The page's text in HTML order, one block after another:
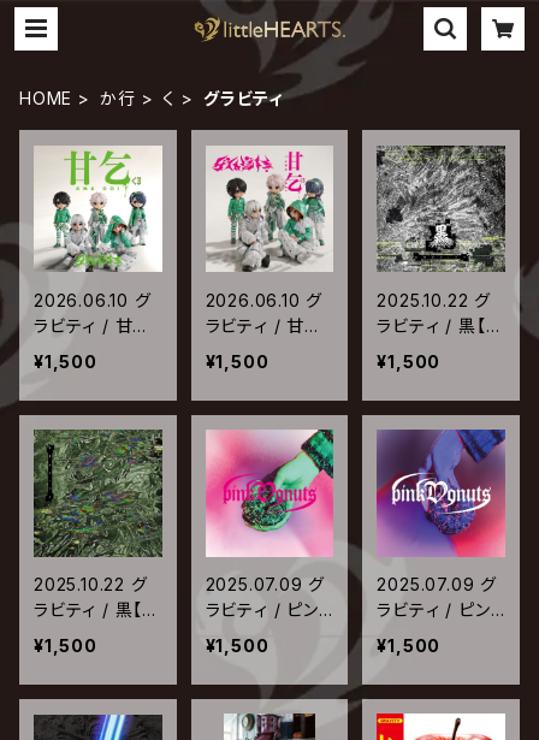
HOME か行 く グラビティ
2026.06.10 グ
ラビティ / 甘乞
<3【Type-A】
¥1,500
2026.06.10 グ
ラビティ / 甘乞
<3【Type-B】
¥1,500
2025.10.22 グ
ラビティ / 黒【T
ype-A】
¥1,500
2025.10.22 グ
ラビティ / 黒【T
ype-B】
¥1,500
2025.07.09 グ
ラビティ / ピン
ク・ドーナツ【Ty
pe-A】
¥1,500
2025.07.09 グ
ラビティ / ピン
ク・ドーナツ【Ty
pe-B】
¥1,500